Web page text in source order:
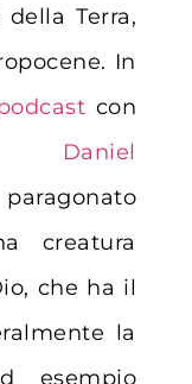
Terra,
In
con
Daniel
creatura
che ha il
la
esempio